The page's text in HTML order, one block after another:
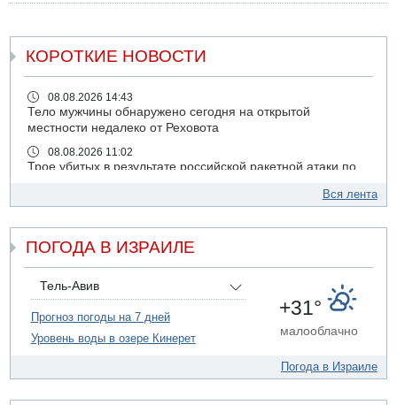
КОРОТКИЕ НОВОСТИ
08.08.2026 14:43
Тело мужчины обнаружено сегодня на открытой
местности недалеко от Реховота
08.08.2026 11:02
Трое убитых в результате российской ракетной атаки по
07.08.2026 20:43
07.08.2026 20:41
Ynet: "Хизбалла" запустила БПЛА со взрывчаткой по
07.08.2026 19:16
ДТП в Ашдоде: тяжело ранены двое маленьких детей
07.08.2026 19:14
Вся лента
ПОГОДА В ИЗРАИЛЕ
Тель-Авив
Прогноз погоды на 7 дней
Уровень воды в озере Кинерет
+31°
малооблачно
Погода в Израиле